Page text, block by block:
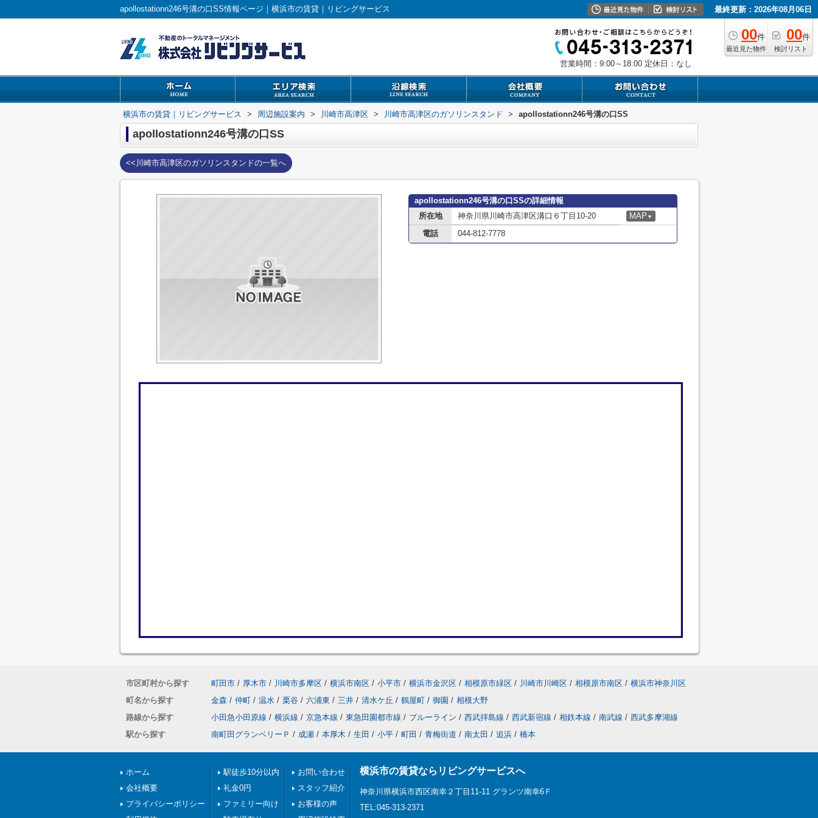
apollostationn246号溝の口SS情報ページ｜横浜市の賃貸｜リビングサービス 最終更新：2026年08月06日
00件
最近見た物件
00件
検討リスト
営業時間：9:00～18:00 定休日：なし
横浜市の賃貸｜リビングサービス > 周辺施設案内 > 川崎市高津区 > 川崎市高津区のガソリンスタンド > apollostationn246号溝の口SS
apollostationn246号溝の口SS
<<川崎市高津区のガソリンスタンドの一覧へ
apollostationn246号溝の口SSの詳細情報
所在地
神奈川県川崎市高津区溝口６丁目10-20 MAP ▼
電話 044-812-7778
市区町村から探す 町田市 / 厚木市 / 川崎市多摩区 / 横浜市南区 / 小平市 / 横浜市金沢区 / 相模原市緑区 / 川崎市川崎区 / 相模原市南区 / 横浜市神奈川区
町名から探す
金森 / 仲町 / 温水 / 栗谷 / 六浦東 / 三井 / 清水ケ丘 / 鶴屋町 / 御園 / 相模大野
路線から探す
小田急小田原線 / 横浜線 / 京急本線 / 東急田園都市線 / ブルーライン / 西武拝島線 / 西武新宿線 / 相鉄本線 / 南武線 / 西武多摩湖線
駅から探す
南町田グランベリーＰ / 成瀬 / 本厚木 / 生田 / 小平 / 町田 / 青梅街道 / 南太田 / 追浜 / 橋本
ホーム
会社概要
プライバシーポリシー
駅徒歩10分以内
礼金0円
ファミリー向け
お問い合わせ
スタッフ紹介
お客様の声
横浜市の賃貸ならリビングサービスへ
神奈川県横浜市西区南幸２丁目11-11 グランツ南幸6Ｆ
TEL:045-313-2371